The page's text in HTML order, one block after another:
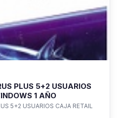
PLUS 5+2 USUARIOS
1 AÑO
5+2 USUARIOS CAJA RETAIL